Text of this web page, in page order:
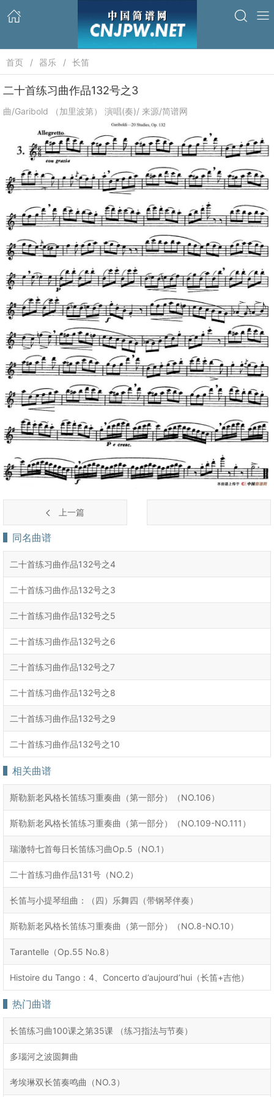
首页 器乐 长笛
二十首练习曲作品132号之3
曲/Garibold （加里波第） 演唱(奏)/ 来源/简谱网
上一篇
同名曲谱
二十首练习曲作品132号之4
二十首练习曲作品132号之3
二十首练习曲作品132号之5
二十首练习曲作品132号之6
二十首练习曲作品132号之7
二十首练习曲作品132号之8
二十首练习曲作品132号之9
二十首练习曲作品132号之10
相关曲谱
斯勒新老风格长笛练习重奏曲（第一部分）（NO.106）
斯勒新老风格长笛练习重奏曲（第一部分）（NO.109-NO.111）
瑞澈特七首每日长笛练习曲Op.5（NO.1）
二十首练习曲作品131号（NO.2）
长笛与小提琴组曲：（四）乐舞四（带钢琴伴奏）
斯勒新老风格长笛练习重奏曲（第一部分）（NO.8-NO.10）
Tarantelle（Op.55 No.8）
Histoire du Tango：4、Concerto d’aujourd’hui（长笛+吉他）
热门曲谱
长笛练习曲100课之第35课 （练习指法与节奏）
多瑙河之波圆舞曲
考埃琳双长笛奏鸣曲（NO.3）